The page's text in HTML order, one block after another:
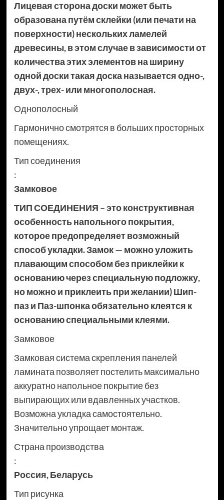
Лицевая сторона доски может быть
образована путём склейки (или печати на
поверхности) нескольких ламелей
древесины, в этом случае в зависимости от
количества этих элементов на ширину
одной доски такая доска называется одно-,
двух-, трех- или многополосная.
Однополосный
Гармонично смотрятся в больших просторных
помещениях.
Тип соединения
:
Замковое
ТИП СОЕДИНЕНИЯ – это конструктивная
особенность напольного покрытия,
которое предопределяет возможный
способ укладки. Замок — можно уложить
плавающим способом без приклейки к
основанию через специальную подложку,
но можно и приклеить при желании) Шип-
паз и Паз-шпонка обязательно клеятся к
основанию специальными клеями.
Замковое
Замковая система скрепления панелей
ламината позволяет постелить максимально
аккуратно напольное покрытие без
выпирающих или вдавленных участков.
Возможна укладка самостоятельно.
Значительно упрощает монтаж.
Страна производства
:
Россия,Беларусь
Тип рисунка